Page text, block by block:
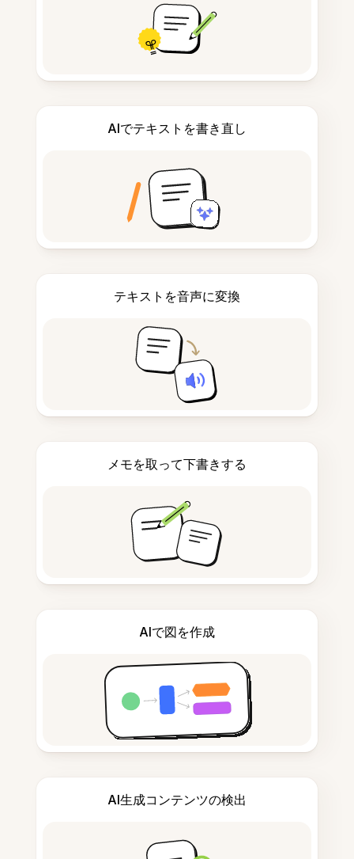
AIでテキストを書き直し
テキストを音声に変換
メモを取って下書きする
AIで図を作成
AI生成コンテンツの検出